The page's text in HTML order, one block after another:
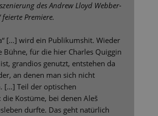
des Andrew Lloyd Webber-
feierte Premiere.
[…] wird ein Publikumshit. Wieder
Bühne, für die hier Charles Quiggin
grandios genutzt, entstehen da
an denen man sich nicht
[…] Teil der optischen
Kostüme, bei denen Aleš
durfte. Das geht natürlich